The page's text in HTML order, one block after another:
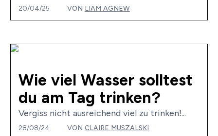
20/04/25 VON LIAM AGNEW
Wie viel Wasser solltest
du am Tag trinken?
Vergiss nicht ausreichend viel zu trinken!...
28/08/24 VON CLAIRE MUSZALSKI